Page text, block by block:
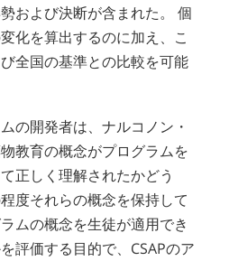
および決断が含まれた。 個
化を算出するのに加え、こ
全国の基準との比較を可能
の開発者は、ナルコノン・
教育の概念がプログラムを
正しく理解されたかどう
度それらの概念を保持して
ムの概念を生徒が適用でき
評価する目的で、CSAPのア